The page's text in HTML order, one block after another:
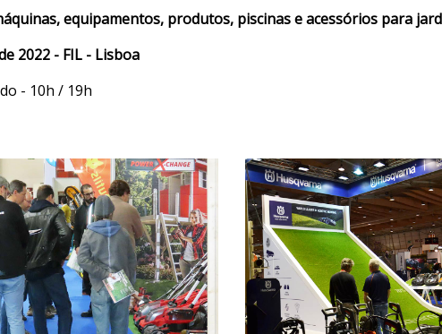
equipamentos, produtos, piscinas e acessórios para
2022 - FIL - Lisboa
- 10h / 19h